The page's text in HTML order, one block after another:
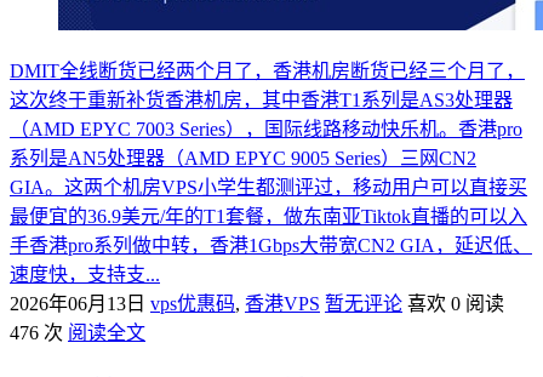
DMIT全线断货已经两个月了，香港机房断货已经三个月了，
这次终于重新补货香港机房，其中香港T1系列是AS3处理器
（AMD EPYC 7003 Series），国际线路移动快乐机。香港pro
系列是AN5处理器（AMD EPYC 9005 Series）三网CN2
GIA。这两个机房VPS小学生都测评过，移动用户可以直接买
最便宜的36.9美元/年的T1套餐，做东南亚Tiktok直播的可以入
手香港pro系列做中转，香港1Gbps大带宽CN2 GIA，延迟低、
速度快，支持支...
2026年06月13日 vps优惠码, 香港VPS 暂无评论 喜欢 0 阅读
476 次 阅读全文